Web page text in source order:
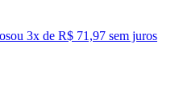
ou 3x de R$ 71,97 sem juros